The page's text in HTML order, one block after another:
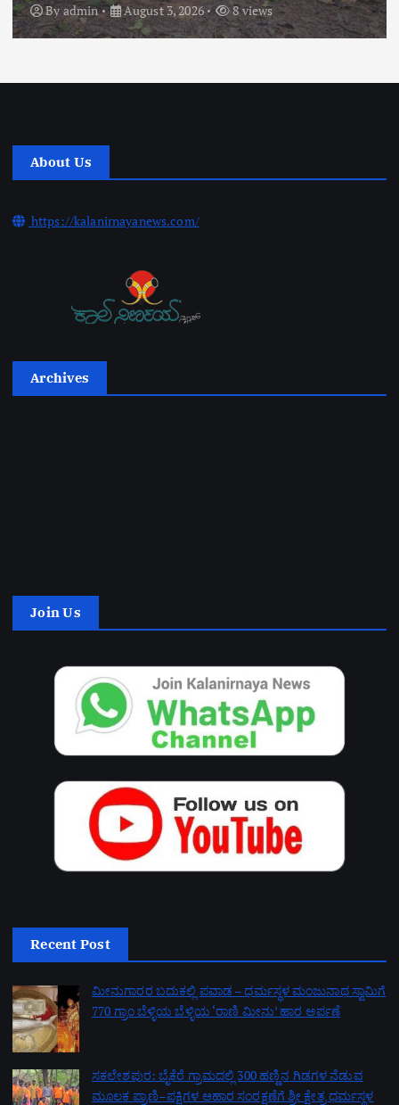
8 views Byadmin August 2, 2026
About Us
https://kalanirnayanews.com/
Archives
Join Us
Recent Post
ಮೀನುಗಾರರ ಬದುಕಲ್ಲಿ ಪವಾಡ – ಧರ್ಮಸ್ಥಳ ಮಂಜುನಾಥ ಸ್ವಾಮಿಗೆ
770 ಗ್ರಾಂ ಬೆಳ್ಳಿಯ ಬೆಳ್ಳಿಯ ‘ರಾಣಿ ಮೀನು’ ಹಾರ ಅರ್ಪಣೆ
ಸಕಲೇಶಪುರ: ಬೈಕೆರೆ ಗ್ರಾಮದಲ್ಲಿ 300 ಹಣ್ಣಿನ ಗಿಡಗಳ ನೆಡುವ
ಮೂಲಕ ಪ್ರಾಣಿ–ಪಕ್ಷಿಗಳ ಆಹಾರ ಸಂರಕ್ಷಣೆಗೆ ಶ್ರೀ ಕ್ಷೇತ್ರ ಧರ್ಮಸ್ಥಳ